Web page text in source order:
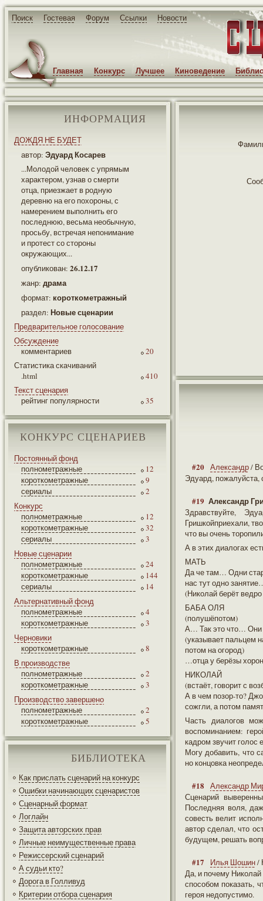
Поиск Гостевая Форум Ссылки Новости
Главная Конкурс Лучшее Киноведение
ИНФОРМАЦИЯ
ДОЖДЯ НЕ БУДЕТ
автор: Эдуард Косарев
...Молодой человек с упрямым
характером, узнав о смерти
отца, приезжает в родную
деревню на его похороны, с
намерением выполнить его
последнюю, весьма необычную,
просьбу, встречая непонимание
и протест со стороны
окружающих...
опубликован: 26.12.17
жанр: драма
формат: короткометражный
раздел: Новые сценарии
Предварительное голосование
Обсуждение
комментариев
20
Статистика скачиваний
.html
410
Текст сценария
рейтинг популярности
35
КОНКУРС СЦЕНАРИЕВ
Постоянный фонд
полнометражные
12
короткометражные
9
сериалы
2
Конкурс
полнометражные
12
короткометражные
32
сериалы
3
Новые сценарии
полнометражные
24
короткометражные
144
сериалы
14
Альтернативный фонд
полнометражные
4
короткометражные
3
Черновики
короткометражные
8
В производстве
полнометражные
2
короткометражные
3
Производство завершено
полнометражные
2
короткометражные
5
БИБЛИОТЕКА
Как прислать сценарий на конкурс
Ошибки начинающих сценаристов
Сценарный формат
Логлайн
Защита авторских прав
Личные неимущественные права
Режиссерский сценарий
А судьи кто?
Дорога в Голливуд
Критерии отбора сценария
#20 Александр/
Эдуард, пожалуйста,
#19 Александр
Здравствуйте,
Гришкойприехали,
что вы очень
А в этих диалогах
МАТЬ
Да че там… Одни
нас тут одно
(Николай берёт
БАБА ОЛЯ
(полушёпотом)
А… Так это что…
(указывает пальцем
потом на огород)
…отца у берёзы
НИКОЛАЙ
(встаёт, говорит с
А в чем позор-то?
сожгли, а потом
Часть диалогов
воспоминанием:
кадром звучит голос
Могу добавить, что
но концовка
#18
Александр
Сценарий
Последняя воля,
совесть велит
автор сделал, что
будущем, решать
#17 Илья Шошин/
Да, и почему
способом показать,
героя недопустимо.